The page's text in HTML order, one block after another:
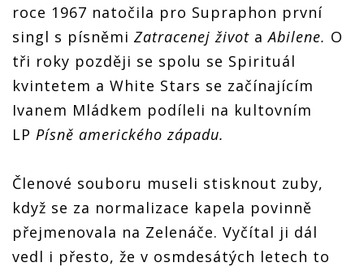
roce 1967 natočila pro Supraphon první
singl s písněmi Zatracenej život aAbilene. O
tři roky později se spolu se Spirituál
kvintetem a White Stars se začínajícím
Ivanem Mládkem podíleli na kultovním
LP Písně amerického západu.
Členové souboru museli stisknout zuby,
když se za normalizace kapela povinně
přejmenovala na Zelenáče. Vyčítal ji dál
vedl i přesto, že v osmdesátých letech to